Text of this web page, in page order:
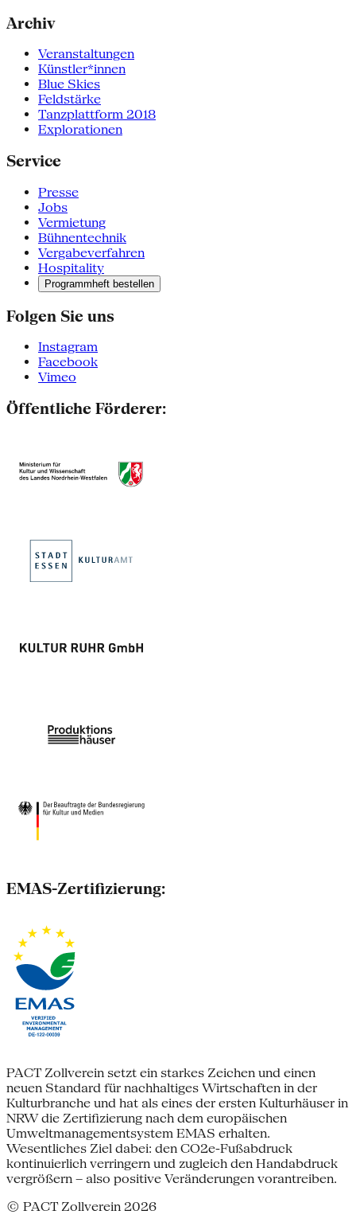
Archiv
Veranstaltungen
Künstler*innen
Blue Skies
Feldstärke
Tanzplattform 2018
Explorationen
Service
Presse
Jobs
Vermietung
Bühnentechnik
Vergabeverfahren
Hospitality
Programmheft bestellen
Folgen Sie uns
Instagram
Facebook
Vimeo
Öffentliche Förderer:
EMAS-Zertifizierung:
PACT Zollverein setzt ein starkes Zeichen und einen
neuen Standard für nachhaltiges Wirtschaften in der
Kulturbranche und hat als eines der ersten Kulturhäuser in
NRW die Zertifizierung nach dem europäischen
Umweltmanagementsystem EMAS erhalten.
Wesentliches Ziel dabei: den CO2e-Fußabdruck
kontinuierlich verringern und zugleich den Handabdruck
vergrößern – also positive Veränderungen vorantreiben.
© PACT Zollverein 2026